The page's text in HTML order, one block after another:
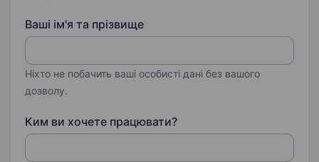
Ваші ім'я та прізвище
Ніхто не побачить ваші особисті дані без вашого
дозволу.
Ким ви хочете працювати?